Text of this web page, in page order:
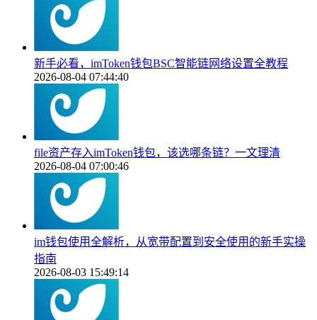
新手必看，imToken钱包BSC智能链网络设置全教程
2026-08-04 07:44:40
file资产存入imToken钱包，该选哪条链？一文理清
2026-08-04 07:00:46
im钱包使用全解析，从宽带配置到安全使用的新手实操
指南
2026-08-03 15:49:14